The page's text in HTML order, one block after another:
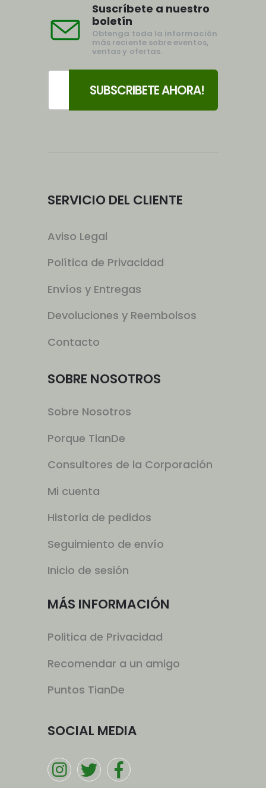
Suscríbete a nuestro
boletín
Obtenga toda la información
más reciente sobre eventos,
ventas y ofertas.
SERVICIO DEL CLIENTE
Aviso Legal
Política de Privacidad
Envíos y Entregas
Devoluciones y Reembolsos
Contacto
SOBRE NOSOTROS
Sobre Nosotros
Porque TianDe
Consultores de la Corporación
Mi cuenta
Historia de pedidos
Seguimiento de envío
Inicio de sesión
MÁS INFORMACIÓN
Politica de Privacidad
Recomendar a un amigo
Puntos TianDe
SOCIAL MEDIA